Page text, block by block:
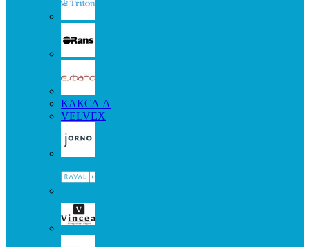
КАКСА А
VELVEX